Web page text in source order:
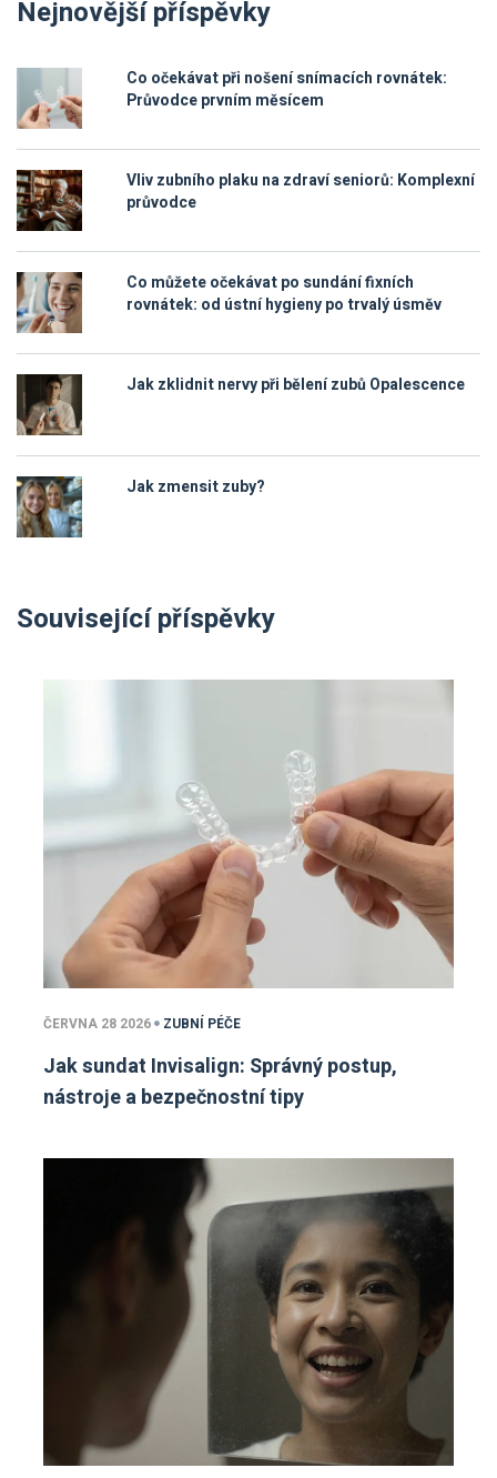
Nejnovější příspěvky
Co očekávat při nošení snímacích rovnátek:
Průvodce prvním měsícem
Vliv zubního plaku na zdraví seniorů: Komplexní
průvodce
Co můžete očekávat po sundání fixních
rovnátek: od ústní hygieny po trvalý úsměv
Jak zklidnit nervy při bělení zubů Opalescence
Jak zmensit zuby?
Související příspěvky
ČERVNA 28 2026 ZUBNÍ PÉČE
Jak sundat Invisalign: Správný postup,
nástroje a bezpečnostní tipy